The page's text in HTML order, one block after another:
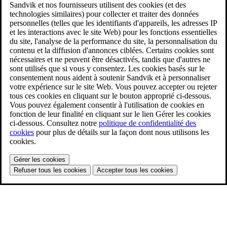
Sandvik et nos fournisseurs utilisent des cookies (et des
technologies similaires) pour collecter et traiter des données
personnelles (telles que les identifiants d'appareils, les adresses IP
et les interactions avec le site Web) pour les fonctions essentielles
du site, l'analyse de la performance du site, la personnalisation du
contenu et la diffusion d'annonces ciblées. Certains cookies sont
nécessaires et ne peuvent être désactivés, tandis que d'autres ne
sont utilisés que si vous y consentez. Les cookies basés sur le
consentement nous aident à soutenir Sandvik et à personnaliser
votre expérience sur le site Web. Vous pouvez accepter ou rejeter
tous ces cookies en cliquant sur le bouton approprié ci-dessous.
Vous pouvez également consentir à l'utilisation de cookies en
fonction de leur finalité en cliquant sur le lien Gérer les cookies
ci-dessous. Consultez notre politique de confidentialité des
cookies pour plus de détails sur la façon dont nous utilisons les
cookies.
Gérer les cookies
Refuser tous les cookies
Accepter tous les cookies